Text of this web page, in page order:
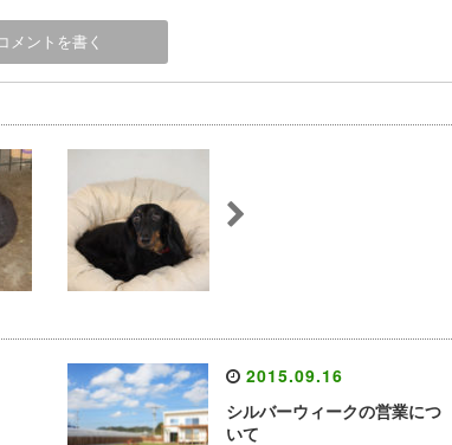
2015.09.16
シルバーウィークの営業につ
いて